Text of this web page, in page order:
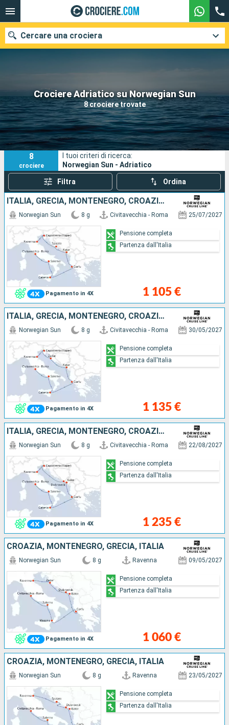
Crociere Adriatico su Norwegian Sun
8 crociere trovate
Cercare una crociera
Le nostre destinazioni
Mesi di partenza
Porti Compagnie
Ricerca
8
crociere
I tuoi criteri di ricerca:
Norwegian Sun - Adriatico
Filtra Ordina
ITALIA, GRECIA, MONTENEGRO, CROAZIA, SLOVENIA
Pagamento in 4X
Norwegian Sun 8 g Civitavecchia - Roma 25/07/2027
1 105 €
Pensione completa
Partenza dall'Italia
ITALIA, GRECIA, MONTENEGRO, CROAZIA, SLOVENIA
Pagamento in 4X
Norwegian Sun 8 g Civitavecchia - Roma 30/05/2027
1 135 €
Pensione completa
Partenza dall'Italia
ITALIA, GRECIA, MONTENEGRO, CROAZIA, SLOVENIA
Pagamento in 4X
Norwegian Sun 8 g Civitavecchia - Roma 22/08/2027
1 235 €
Pensione completa
Partenza dall'Italia
CROAZIA, MONTENEGRO, GRECIA, ITALIA
Pagamento in 4X
Norwegian Sun 8 g Ravenna 09/05/2027
1 060 €
Pensione completa
Partenza dall'Italia
CROAZIA, MONTENEGRO, GRECIA, ITALIA
Norwegian Sun 8 g Ravenna 23/05/2027
Pensione completa
Partenza dall'Italia